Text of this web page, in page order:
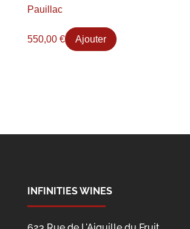
Pauillac
550,00 € Ajouter
INFINITIES WINES